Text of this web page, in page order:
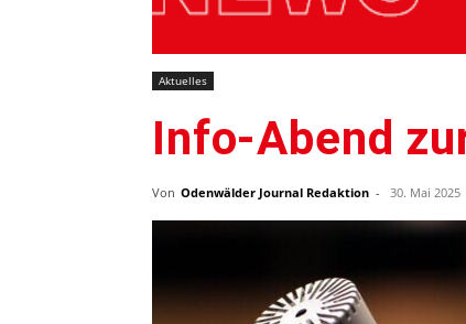
Aktuelles
Info-Abend
Von Odenwälder Journal Redaktion - 30. Mai 2025